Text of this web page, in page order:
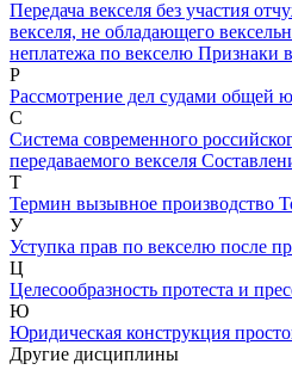
Передача векселя без участия
векселя, не обладающего
неплатежа по векселю Признаки
Р
Рассмотрение дел судами общей
С
Система современного
передаваемого векселя
Т
Термин вызывное производство
У
Уступка прав по векселю после
Ц
Целесообразность протеста и
Ю
Юридическая конструкция
Другие дисциплины